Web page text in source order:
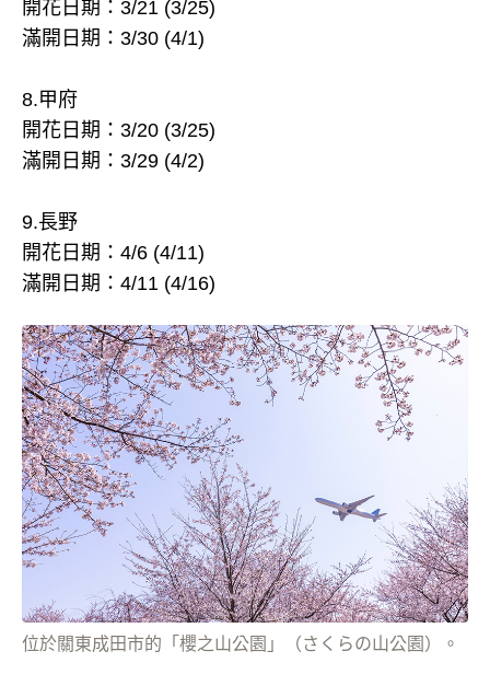
開花日期：3/21 (3/25)
滿開日期：3/30 (4/1)
8.甲府
開花日期：3/20 (3/25)
滿開日期：3/29 (4/2)
9.長野
開花日期：4/6 (4/11)
滿開日期：4/11 (4/16)
位於關東成田市的「櫻之山公園」（さくらの山公園）。